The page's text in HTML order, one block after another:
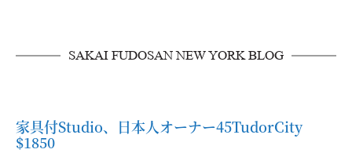
SAKAI FUDOSAN NEW YORK BLOG
家具付Studio、日本人オーナー45TudorCity
$1850